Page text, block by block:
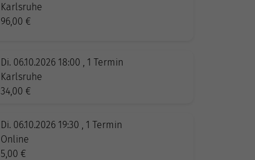
Karlsruhe
96,00 €
Di. 06.10.2026 18:00 , 1 Termin
Karlsruhe
34,00 €
Di. 06.10.2026 19:30 , 1 Termin
Online
5,00 €